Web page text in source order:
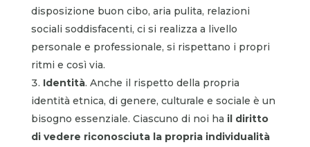
disposizione buon cibo, aria pulita, relazioni
sociali soddisfacenti, ci si realizza a livello
personale e professionale, si rispettano i propri
ritmi e così via.
Identità. Anche il rispetto della propria
identità etnica, di genere, culturale e sociale è un
bisogno essenziale. Ciascuno di noi ha il diritto
di vedere riconosciuta la propria individualità